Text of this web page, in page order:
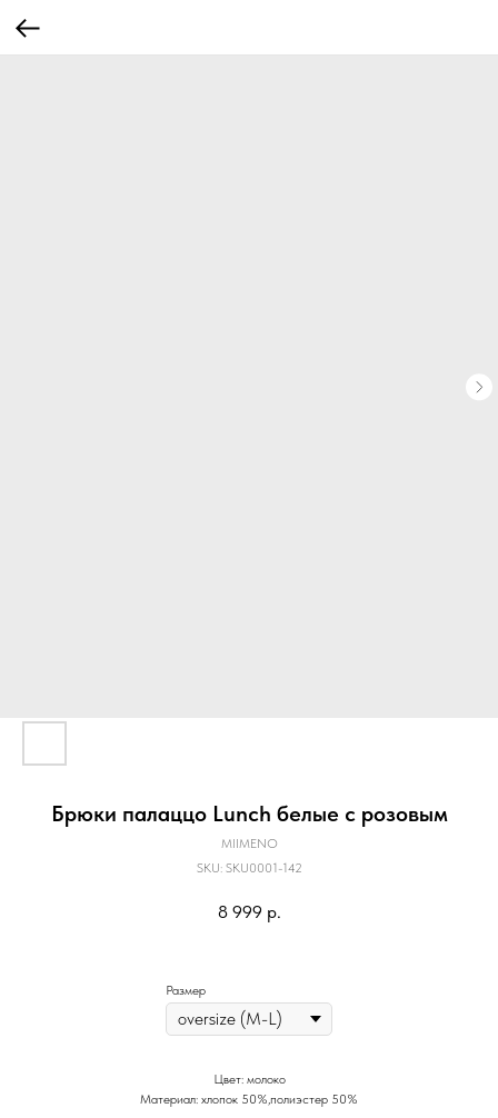
Брюки палаццо Lunch белые с розовым
MIIMENO
SKU: SKU0001-142
8 999 р.
Размер
Цвет: молоко
Материал: хлопок 50%,полиэстер 50%